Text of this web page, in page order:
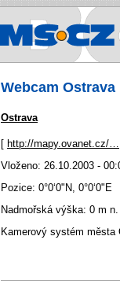
Webcam Ostrava
Ostrava
[ http://mapy.ovanet.cz/…
Vloženo: 26.10.2003 -
Pozice: 0°0‘0"N 0°0‘0"E
Nadmořská výška: 0 m n.
Kamerový systém města